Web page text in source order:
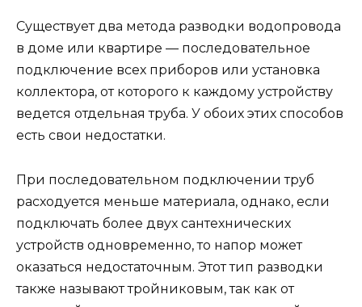
Существует два метода разводки водопровода
в доме или квартире — последовательное
подключение всех приборов или установка
коллектора, от которого к каждому устройству
ведется отдельная труба. У обоих этих способов
есть свои недостатки.
При последовательном подключении труб
расходуется меньше материала, однако, если
подключать более двух сантехнических
устройств одновременно, то напор может
оказаться недостаточным. Этот тип разводки
также называют тройниковым, так как от